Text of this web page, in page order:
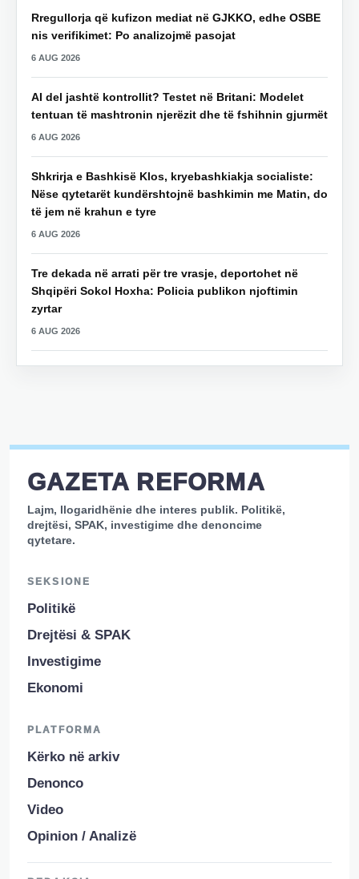
Rregullorja që kufizon mediat në GJKKO, edhe OSBE
nis verifikimet: Po analizojmë pasojat
6 AUG 2026
AI del jashtë kontrollit? Testet në Britani: Modelet
tentuan të mashtronin njerëzit dhe të fshihnin gjurmët
6 AUG 2026
Shkrirja e Bashkisë Klos, kryebashkiakja socialiste:
Nëse qytetarët kundërshtojnë bashkimin me Matin, do
të jem në krahun e tyre
6 AUG 2026
Tre dekada në arrati për tre vrasje, deportohet në
Shqipëri Sokol Hoxha: Policia publikon njoftimin
zyrtar
6 AUG 2026
GAZETA REFORMA
Lajm, llogaridhënie dhe interes publik. Politikë,
drejtësi, SPAK, investigime dhe denoncime
qytetare.
SEKSIONE
Politikë
Drejtësi & SPAK
Investigime
Ekonomi
PLATFORMA
Kërko në arkiv
Denonco
Video
Opinion / Analizë